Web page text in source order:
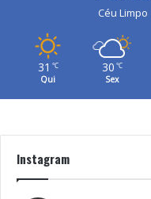
Céu Limpo
31 ℃
Qui
30 ℃
Sex
Instagram